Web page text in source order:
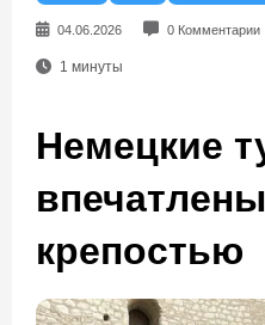
04.06.2026 0 Комментарии
1 минуты
Немецкие
крепостью